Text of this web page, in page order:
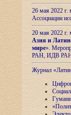
26 мая 2022
Ассоциации
20 мая 2022
Азия и
мире».
РАН, ИДВ
Журнал